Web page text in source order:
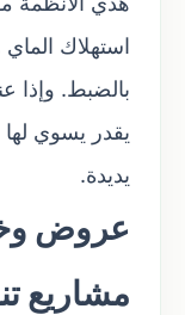
استهلاك
بالضبط. وإذا
يقدر يسوي لها
يديدة.
عروض
مشاريع